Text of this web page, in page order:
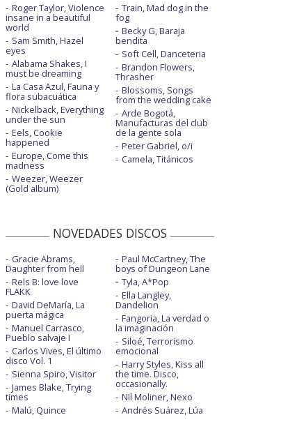
Roger Taylor, Violence
insane in a beautiful
world
Sam Smith, Hazel
eyes
Alabama Shakes, I
must be dreaming
La Casa Azul, Fauna y
flora subacuática
Nickelback, Everything
under the sun
Eels, Cookie
happened
Europe, Come this
madness
Weezer, Weezer
(Gold album)
Train, Mad dog in the
fog
Becky G, Baraja
bendita
Soft Cell, Danceteria
Brandon Flowers,
Thrasher
Blossoms, Songs
from the wedding cake
Arde Bogotá,
Manufacturas del club
de la gente sola
Peter Gabriel, o/i
Camela, Titánicos
NOVEDADES DISCOS
Gracie Abrams,
Daughter from hell
Rels B: love love
FLAKK
David DeMaría, La
puerta mágica
Manuel Carrasco,
Pueblo salvaje I
Carlos Vives, El último
disco Vol. 1
Sienna Spiro, Visitor
James Blake, Trying
times
Malú, Quince
Paul McCartney, The
boys of Dungeon Lane
Tyla, A*Pop
Ella Langley,
Dandelion
Fangoria, La verdad o
la imaginación
Siloé, Terrorismo
emocional
Harry Styles, Kiss all
the time. Disco,
occasionally.
Nil Moliner, Nexo
Andrés Suárez, Lúa